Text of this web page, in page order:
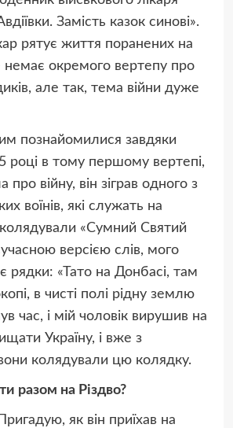
Замість казок синові».
рятує життя поранених на
окремого вертепу про
але так, тема війни дуже
познайомилися завдяки
році в тому першому вертепі,
про війну, він зіграв одного з
воїнів, які служать на
«Сумний Святий
версією слів, мого
рядки: «Тато на Донбасі, там
в чисті полі рідну землю
час, і мій чоловік вирушив на
Україну, і вже з
колядували цю колядку.
разом на Різдво?
як він приїхав на